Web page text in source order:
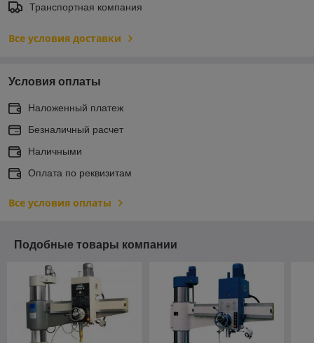
Транспортная компания
Все условия доставки
Условия оплаты
Наложенный платеж
Безналичный расчет
Наличными
Оплата по реквизитам
Все условия оплаты
Подобные товары компании